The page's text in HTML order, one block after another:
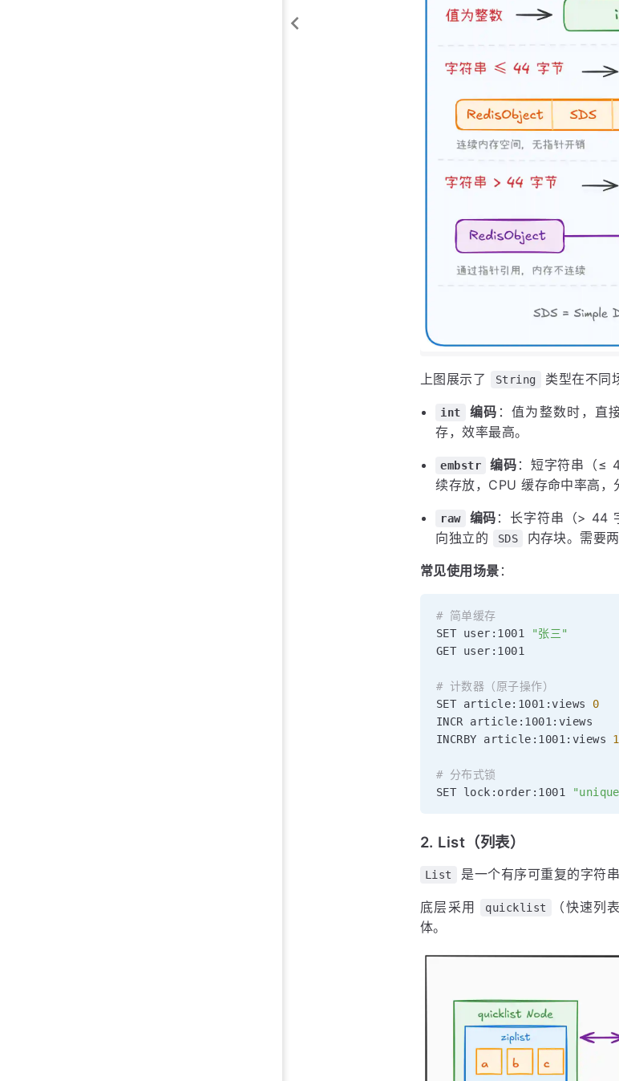
上图展示了 String 类型在不同
int 编码 ：值为整数时，直
存，效率最高。
embstr 编码 ：短字符串（≤
续存放，CPU 缓存命中率高，
raw 编码 ：长字符串（> 44
向独立的
SDS 内存块。需要
常见使用场景 ：
# 简单缓存
SET user:1001
"张三"
GET user:1001
# 计数器（原子操作）
SET article:1001:views 0
INCR article:1001:views
INCRBY article:1001:views
# 分布式锁
SET lock:order:1001
2. List（列表）
List 是一个有序可重复的字符
底层采用 quicklist （快速列
体。